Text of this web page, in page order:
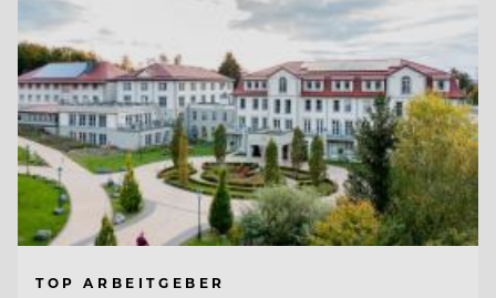
TOP ARBEITGEBER